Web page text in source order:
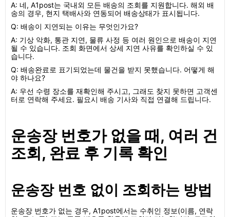
A: 네, A1post는 국내외 모든 배송의 조회를 지원합니다. 해외 배
송의 경우, 현지 택배사와 연동되어 배송상태가 표시됩니다.
Q: 배송이 지연되는 이유는 무엇인가요?
A: 기상 악화, 통관 지연, 물류 사정 등 여러 원인으로 배송이 지연
될 수 있습니다. 조회 화면에서 상세 지연 사유를 확인하실 수 있
습니다.
Q: 배송완료로 표기되었는데 물건을 받지 못했습니다. 어떻게 해
야 하나요?
A: 우선 수령 장소를 재확인해 주시고, 그래도 찾지 못하면 고객센
터로 연락해 주세요. 필요시 배송 기사와 직접 연결해 드립니다.
운송장 번호가 없을 때, 여러 건
조회, 완료 후 기록 확인
운송장 번호 없이 조회하는 방법
운송장 번호가 없는 경우, A1post에서는 수취인 정보(이름, 연락